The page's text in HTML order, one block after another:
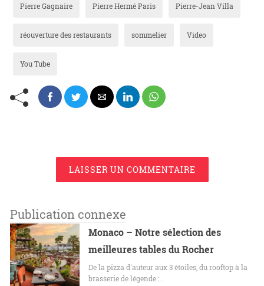
Pierre Gagnaire Pierre Hermé Paris Pierre-Jean Villa
réouverture des restaurants sommelier Video
You Tube
LAISSER UN COMMENTAIRE
Publication connexe
Monaco – Notre sélection des
meilleures tables du Rocher
De la pizza d'auteur aux 3 étoiles, du rooftop à la
brasserie de légende :…